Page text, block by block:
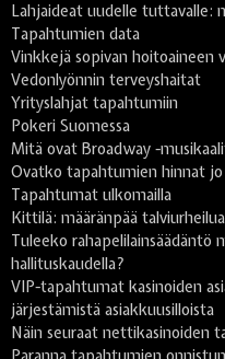
Lahjaideat uudelle tuttavalle:
Tapahtumien data
Vinkkejä sopivan hoitoaineen
Vedonlyönnin terveyshaitat
Yrityslahjat tapahtumiin
Pokeri Suomessa
Mitä ovat Broadway -
Ovatko tapahtumien hinnat
Tapahtumat ulkomailla
Kittilä: määränpää
Tuleeko rahapelilainsäädäntö
hallituskaudella?
VIP-tapahtumat kasinoiden
järjestämistä asiakkuusilloista
Näin seuraat nettikasinoiden